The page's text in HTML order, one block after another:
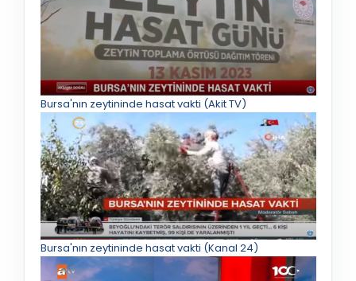
Bursa'nın zeytininde hasat vakti (Akit TV)
Bursa'nın zeytininde hasat vakti (Kanal 24)